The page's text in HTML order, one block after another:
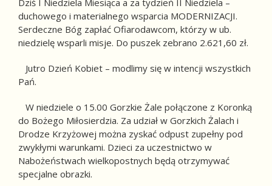
Dziś I Niedziela Miesiąca a za tydzień II Niedziela –
duchowego i materialnego wsparcia MODERNIZACJI.
Serdeczne Bóg zapłać Ofiarodawcom, którzy w ub.
niedzielę wsparli misje. Do puszek zebrano 2.621,60 zł.
Jutro Dzień Kobiet – modlimy się w intencji wszystkich
Pań.
W niedziele o 15.00 Gorzkie Żale połączone z Koronką
do Bożego Miłosierdzia. Za udział w Gorzkich Żalach i
Drodze Krzyżowej można zyskać odpust zupełny pod
zwykłymi warunkami. Dzieci za uczestnictwo w
Nabożeństwach wielkopostnych będą otrzymywać
specjalne obrazki.